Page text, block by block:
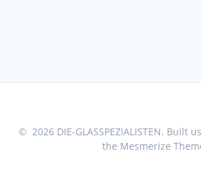
© 2026 DIE-GLASSPEZIALISTEN. Built
the Mesmerize